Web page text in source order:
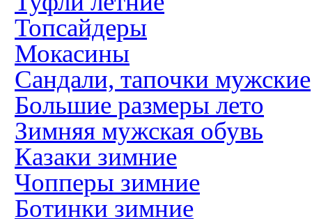
Топсайдеры
Мокасины
Сандали, тапочки мужские
Большие размеры лето
Зимняя мужская обувь
Казаки зимние
Чопперы зимние
Ботинки зимние